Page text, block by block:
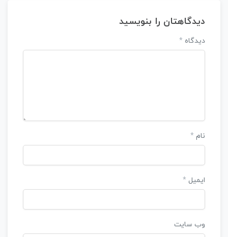
دیدگاهتان را بنویسید
دیدگاه*
نام*
ایمیل*
وب‌ سایت